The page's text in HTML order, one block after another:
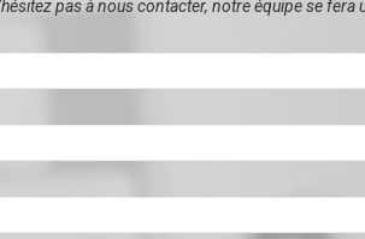
pas à nous contacter, notre équipe se